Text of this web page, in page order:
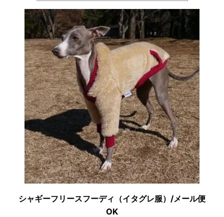
シャギーフリースフーディ（イタグレ服）/メール便
OK